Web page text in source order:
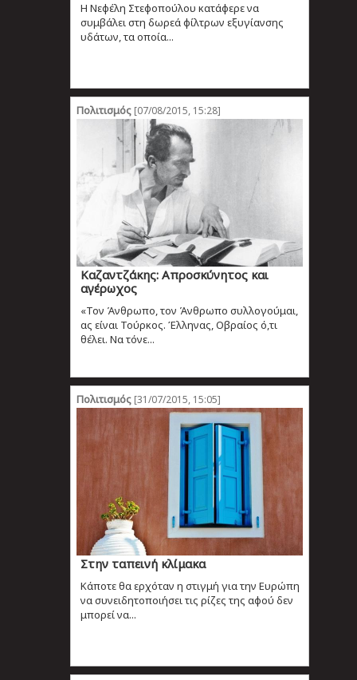
Η Νεφέλη Στεφοπούλου κατάφερε να
συμβάλει στη δωρεά φίλτρων εξυγίανσης
υδάτων, τα οποία...
Πολιτισμός[07/08/2015, 15:28]
Καζαντζάκης: Απροσκύνητος και
αγέρωχος
«Τον Άνθρωπο, τον Άνθρωπο συλλογούμαι,
ας είναι Τούρκος. Έλληνας, Οβραίος ό,τι
θέλει. Να τόνε...
Πολιτισμός[31/07/2015, 15:05]
Στην ταπεινή κλίμακα
Κάποτε θα ερχόταν η στιγμή για την Ευρώπη
να συνειδητοποιήσει τις ρίζες της αφού δεν
μπορεί να...